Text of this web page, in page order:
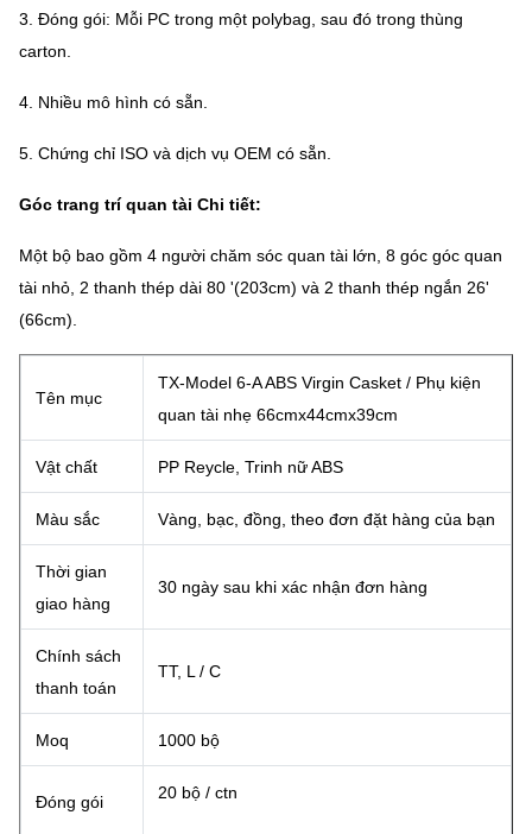
3. Đóng gói: Mỗi PC trong một polybag, sau đó trong thùng
carton.
4. Nhiều mô hình có sẵn.
5. Chứng chỉ ISO và dịch vụ OEM có sẵn.
Góc trang trí quan tài Chi tiết:
Một bộ bao gồm 4 người chăm sóc quan tài lớn, 8 góc góc quan
tài nhỏ, 2 thanh thép dài 80 '(203cm) và 2 thanh thép ngắn 26'
(66cm).
Tên mục
TX-Model 6-A ABS Virgin Casket / Phụ kiện
quan tài nhẹ 66cmx44cmx39cm
Vật chất PP Reycle, Trinh nữ ABS
Màu sắc Vàng, bạc, đồng, theo đơn đặt hàng của bạn
Thời gian
giao hàng
30 ngày sau khi xác nhận đơn hàng
Chính sách
thanh toán
TT, L / C
Moq 1000 bộ
Đóng gói 20 bộ / ctn